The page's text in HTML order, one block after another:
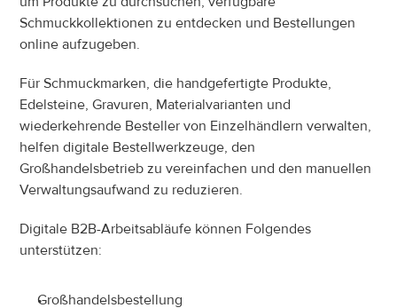
Schmuckkollektionen zu entdecken und Bestellungen
online aufzugeben.
Für Schmuckmarken, die handgefertigte Produkte,
Edelsteine, Gravuren, Materialvarianten und
wiederkehrende Besteller von Einzelhändlern verwalten,
helfen digitale Bestellwerkzeuge, den
Großhandelsbetrieb zu vereinfachen und den manuellen
Verwaltungsaufwand zu reduzieren.
Digitale B2B-Arbeitsabläufe können Folgendes
unterstützen:
Großhandelsbestellung